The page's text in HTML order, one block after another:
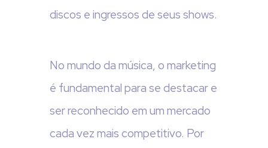
discos e ingressos de seus shows.
No mundo da música, o marketing
é fundamental para se destacar e
ser reconhecido em um mercado
cada vez mais competitivo. Por